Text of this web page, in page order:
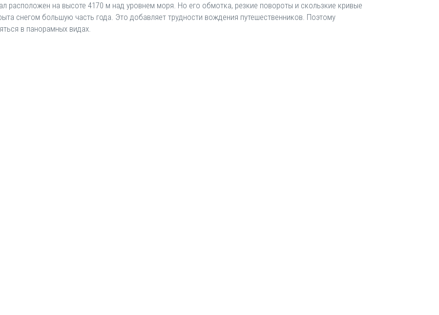
расположен на высоте 4170 м над уровнем моря. Но его обмотка, резкие повороты и скользкие кривые
снегом большую часть года. Это добавляет трудности вождения путешественников. Поэтому
в панорамных видах.